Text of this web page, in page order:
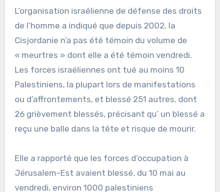
L’organisation israélienne de défense des droits
de l’homme a indiqué que depuis 2002, la
Cisjordanie n’a pas été témoin du volume de
« meurtres » dont elle a été témoin vendredi.
Les forces israéliennes ont tué au moins 10
Palestiniens, la plupart lors de manifestations
ou d’affrontements, et blessé 251 autres, dont
26 grièvement blessés, précisant qu’ un blessé a
reçu une balle dans la tête et risque de mourir.
Elle a rapporté que les forces d’occupation à
Jérusalem-Est avaient blessé, du 10 mai au
vendredi, environ 1000 palestiniens